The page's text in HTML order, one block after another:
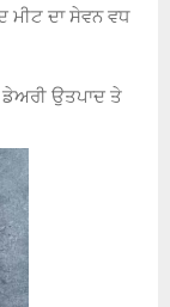
ਮੀਟ ਦਾ ਸੇਵਨ ਵਧ
ਡੇਅਰੀ ਉਤਪਾਦ ਤੇ